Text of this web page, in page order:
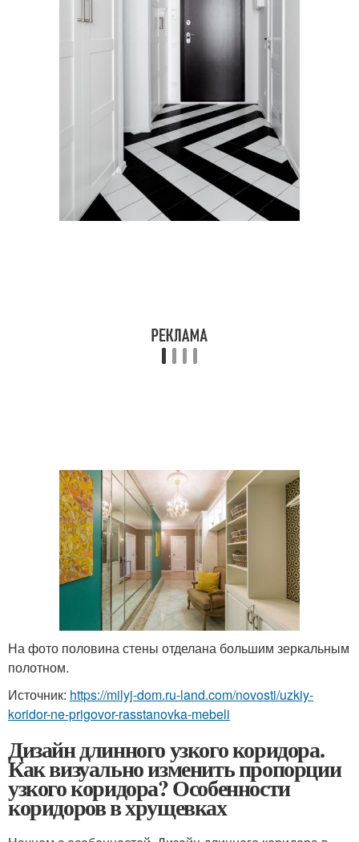
На фото половина стены отделана большим зеркальным
полотном.
Источник: https://milyj-dom.ru-land.com/novosti/uzkiy-
koridor-ne-prigovor-rasstanovka-mebeli
Дизайн длинного узкого коридора.
Как визуально изменить пропорции
узкого коридора? Особенности
коридоров в хрущевках